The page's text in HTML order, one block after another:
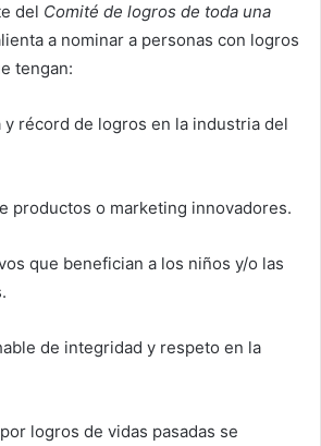
del Comité de logros de toda una
a nominar a personas con logros
tengan:
y récord de logros en la industria del
productos o marketing innovadores.
que benefician a los niños y/o las
de integridad y respeto en la
logros de vidas pasadas se